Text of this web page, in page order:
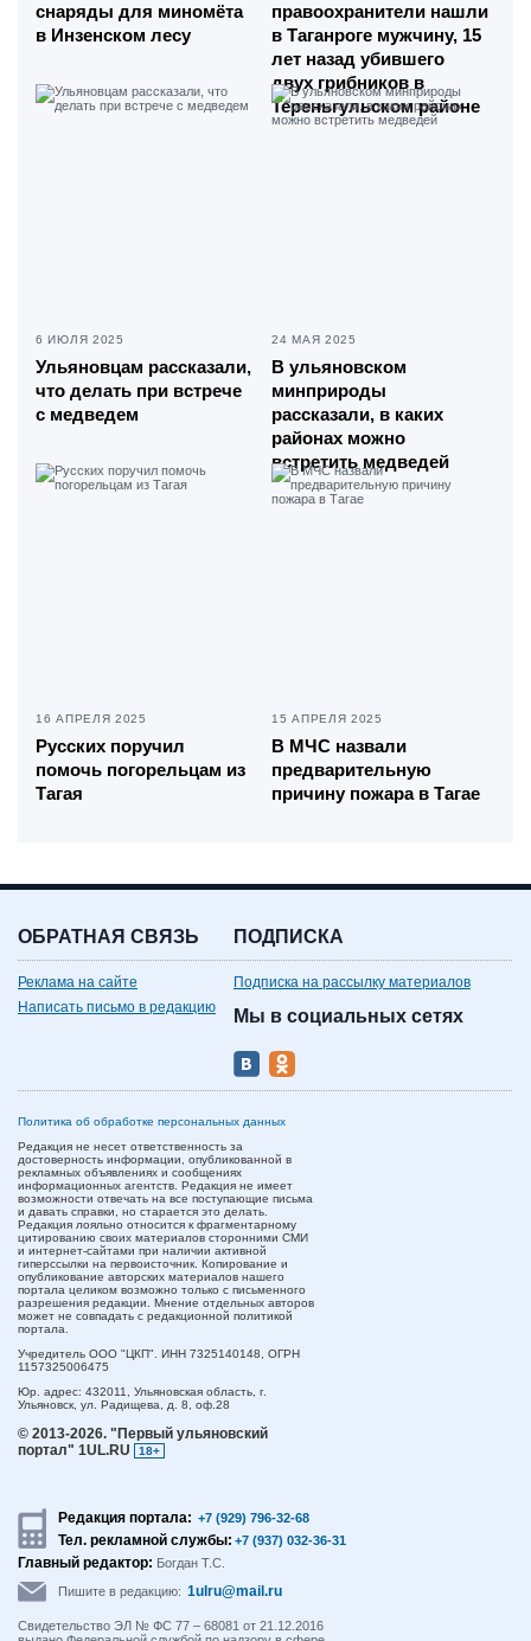
снаряды для миномёта
в Инзенском лесу
правоохранители нашли
в Таганроге мужчину, 15
лет назад убившего
двух грибников в
Тереньгульском районе
6 ИЮЛЯ 2025
Ульяновцам рассказали,
что делать при встрече
с медведем
24 МАЯ 2025
В ульяновском
минприроды
рассказали, в каких
районах можно
встретить медведей
16 АПРЕЛЯ 2025
Русских поручил
помочь погорельцам из
Тагая
15 АПРЕЛЯ 2025
В МЧС назвали
предварительную
причину пожара в Тагае
ОБРАТНАЯ СВЯЗЬ
Реклама на сайте
Написать письмо в редакцию
ПОДПИСКА
Подписка на рассылку материалов
Мы в социальных сетях
Политика об обработке персональных данных
Редакция не несет ответственность за
достоверность информации, опубликованной в
рекламных объявлениях и сообщениях
информационных агентств. Редакция не имеет
возможности отвечать на все поступающие письма
и давать справки, но старается это делать.
Редакция лояльно относится к фрагментарному
цитированию своих материалов сторонними СМИ
и интернет-сайтами при наличии активной
гиперссылки на первоисточник. Копирование и
опубликование авторских материалов нашего
портала целиком возможно только с письменного
разрешения редакции. Мнение отдельных авторов
может не совпадать с редакционной политикой
портала.
Учредитель ООО "ЦКП". ИНН 7325140148, ОГРН
1157325006475
Юр. адрес: 432011, Ульяновская область, г.
Ульяновск, ул. Радищева, д. 8, оф.28
© 2013-2026. "Первый ульяновский
портал" 1UL.RU
18+
Редакция портала: +7 (929) 796-32-68
Тел. рекламной службы: +7 (937) 032-36-31
Главный редактор: Богдан Т.С.
Пишите в редакцию: 1ulru@mail.ru
Свидетельство ЭЛ № ФС 77 – 68081 от 21.12.2016